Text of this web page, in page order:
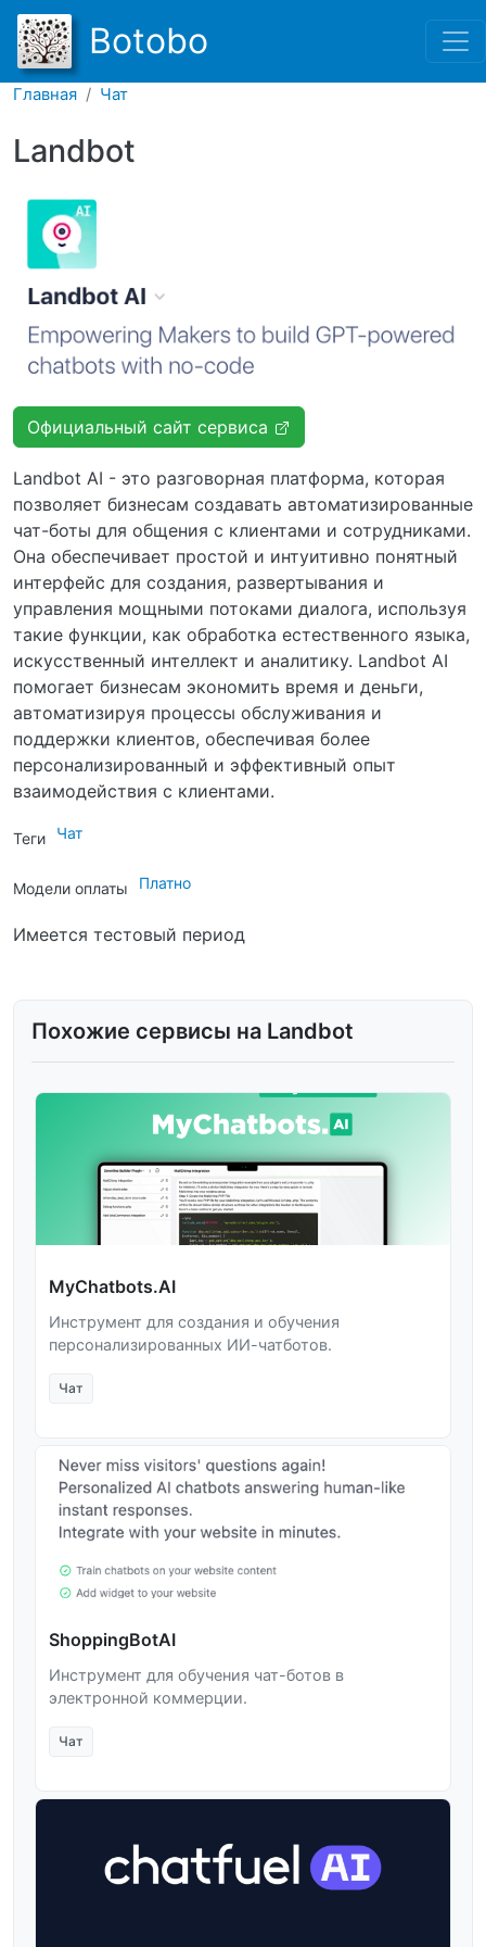
Перейти к основному
Botobo
Главная Чат
Landbot
Официальный сайт сервиса
Landbot AI - это разговорная платформа, которая
позволяет бизнесам создавать автоматизированные
чат-боты для общения с клиентами и сотрудниками.
Она обеспечивает простой и интуитивно понятный
интерфейс для создания, развертывания и
управления мощными потоками диалога, используя
такие функции, как обработка естественного языка,
искусственный интеллект и аналитику. Landbot AI
помогает бизнесам экономить время и деньги,
автоматизируя процессы обслуживания и
поддержки клиентов, обеспечивая более
персонализированный и эффективный опыт
взаимодействия с клиентами.
Теги Чат
Модели оплаты Платно
Имеется тестовый период
Похожие сервисы на Landbot
MyChatbots.AI
Инструмент для создания и обучения
персонализированных ИИ-чатботов.
Чат
ShoppingBotAI
Инструмент для обучения чат-ботов в
электронной коммерции.
Чат